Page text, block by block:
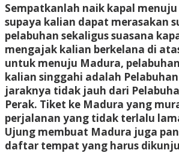
Sempatkanlah naik kapal
supaya kalian dapat merasakan
pelabuhan sekaligus suasana
mengajak kalian berkelana di
untuk menuju Madura,
kalian singgahi adalah
jaraknya tidak jauh dari
Perak. Tiket ke Madura yang
perjalanan yang tidak terlalu
Ujung membuat Madura juga
daftar tempat yang harus